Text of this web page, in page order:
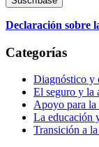
Declaración sobre
Categorías
Diagnóstico y
El seguro y la
Apoyo para
La educación
Transición a